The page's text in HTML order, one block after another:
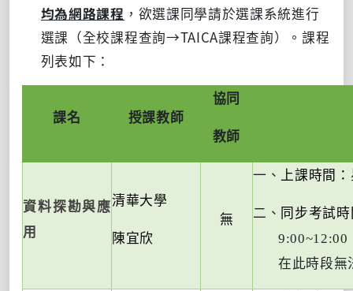
均為網路課程 ，欲選課同學請於選課系統進行
選課（全校課程查詢→TAICA課程查詢）。課程
列表如下：
課名 授課教師
協同
教師
資料探勘與應
用
清華大學
陳宜欣
無
一、 上課時間：
二、 同步考試
9:00~12:00
在此時段無